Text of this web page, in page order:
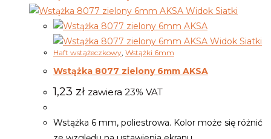
Widok Siatki
Widok Siatki
Haft wstążeczkowy, Wstążki 6mm
Wstążka 8077 zielony 6mm AKSA
1,23 zł zawiera 23% VAT
Wstążka 6 mm, poliestrowa. Kolor może się różnić